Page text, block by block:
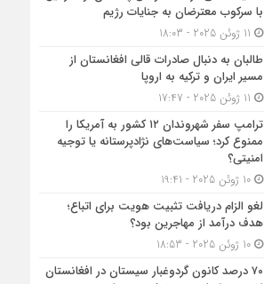
با سرکوب معترضان به جنایات رژیم
طالبان به دنبال صادرات قالی افغانستان از
مسیر ایران و ترکیه به اروپا
ترامپ سفر شهروندان ۱۲ کشور به آمریکا را
ممنوع کرد؛ سیاست‌های نژادپرستانه یا توجیه
امنیتی؟
10 ژوئن 2025 - 19:41
لغو الزام دریافت تثبیت هویت برای اتباع؛
هدف درآمد از مهاجرین بود؟
10 ژوئن 2025 - 18:53
۷۰ درصد کانون گردوغبار سیستان در افغانستان